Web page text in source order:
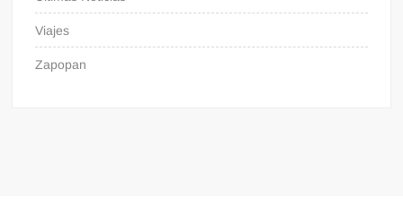
Viajes
Zapopan